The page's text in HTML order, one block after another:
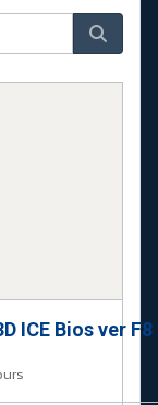
ICE Bios ver